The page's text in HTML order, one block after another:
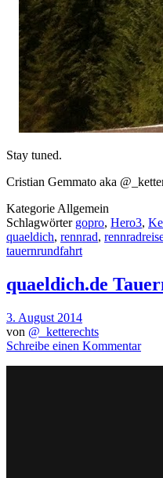
Stay tuned.
Cristian Gemmato aka
Kategorie Allgemein
Schlagwörter gopro, Hero3,
quaeldich, rennrad,
tauernrundfahrt
quaeldich.de
3. August 2014
von @_ketterechts
Schreibe einen Kommentar